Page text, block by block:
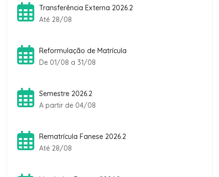
Transferência Externa 2026.2
Até 28/08
Reformulação de Matrícula
De 01/08 a 31/08
Semestre 2026.2
A partir de 04/08
Rematrícula Fanese 2026.2
Até 28/08